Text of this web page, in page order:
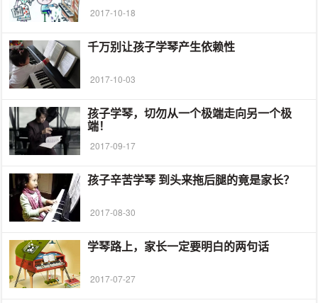
2017-10-18
千万别让孩子学琴产生依赖性
2017-10-03
孩子学琴，切勿从一个极端走向另一个极
端！
2017-09-17
孩子辛苦学琴 到头来拖后腿的竟是家长？
2017-08-30
学琴路上，家长一定要明白的两句话
2017-07-27